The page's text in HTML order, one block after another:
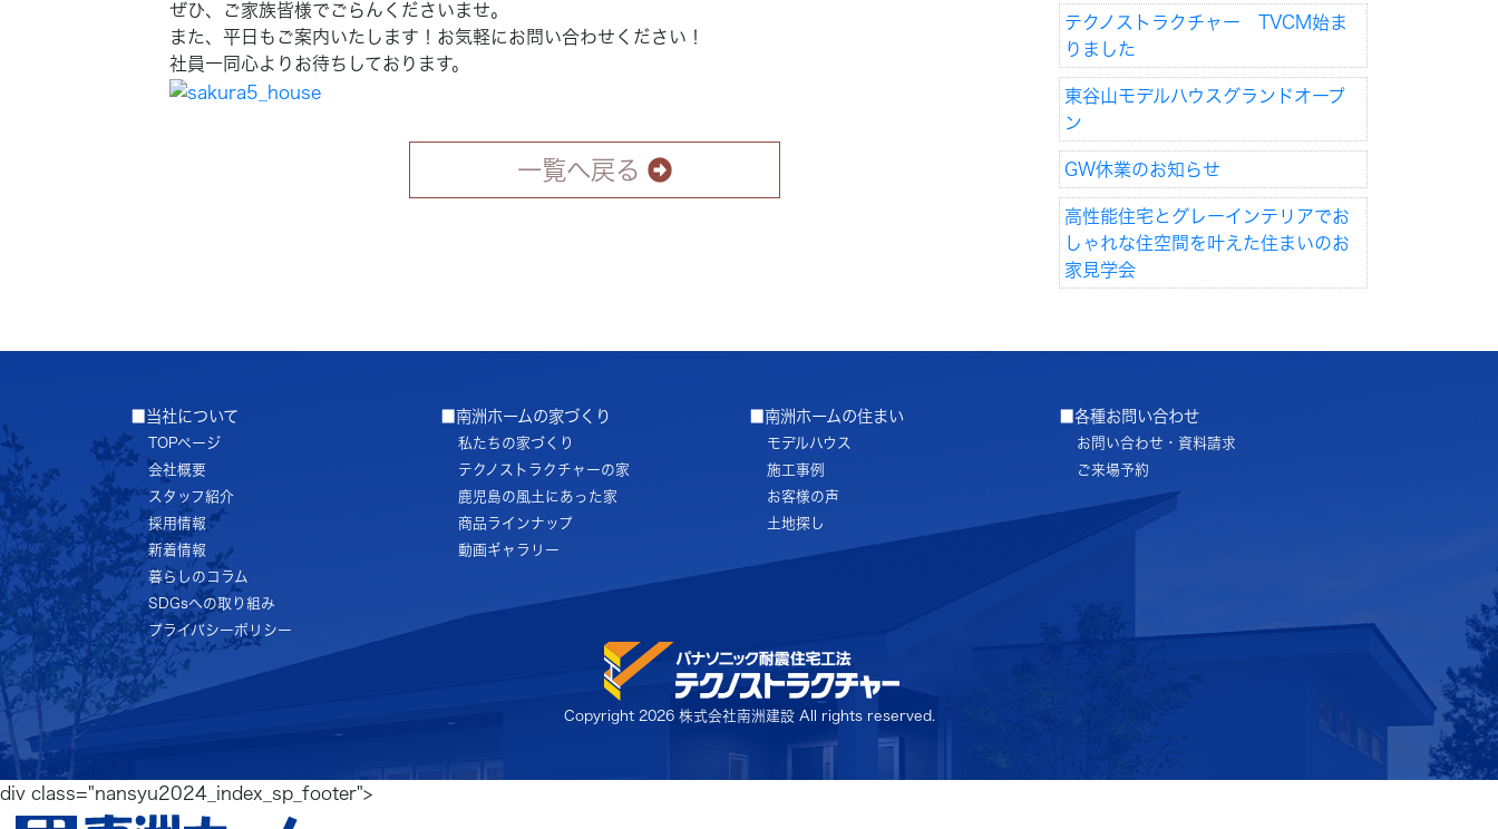
ぜひ、ご家族皆様でごらんくださいませ。
また、平日もご案内いたします！お気軽にお問い合わせください！
社員一同心よりお待ちしております。
一覧へ戻る
テクノストラクチャー TVCM始ま
りました
東谷山モデルハウスグランドオープ
ン
GW休業のお知らせ
高性能住宅とグレーインテリアでお
しゃれな住空間を叶えた住まいのお
家見学会
■当社について
TOPページ
会社概要
スタッフ紹介
採用情報
新着情報
暮らしのコラム
SDGsへの取り組み
プライバシーポリシー
■南洲ホームの家づくり
私たちの家づくり
テクノストラクチャーの家
鹿児島の風土にあった家
商品ラインナップ
動画ギャラリー
■南洲ホームの住まい
モデルハウス
施工事例
お客様の声
土地探し
■各種お問い合わせ
お問い合わせ・資料請求
ご来場予約
Copyright 2026 株式会社南洲建設 All rights reserved.
div class="nansyu2024_index_sp_footer">